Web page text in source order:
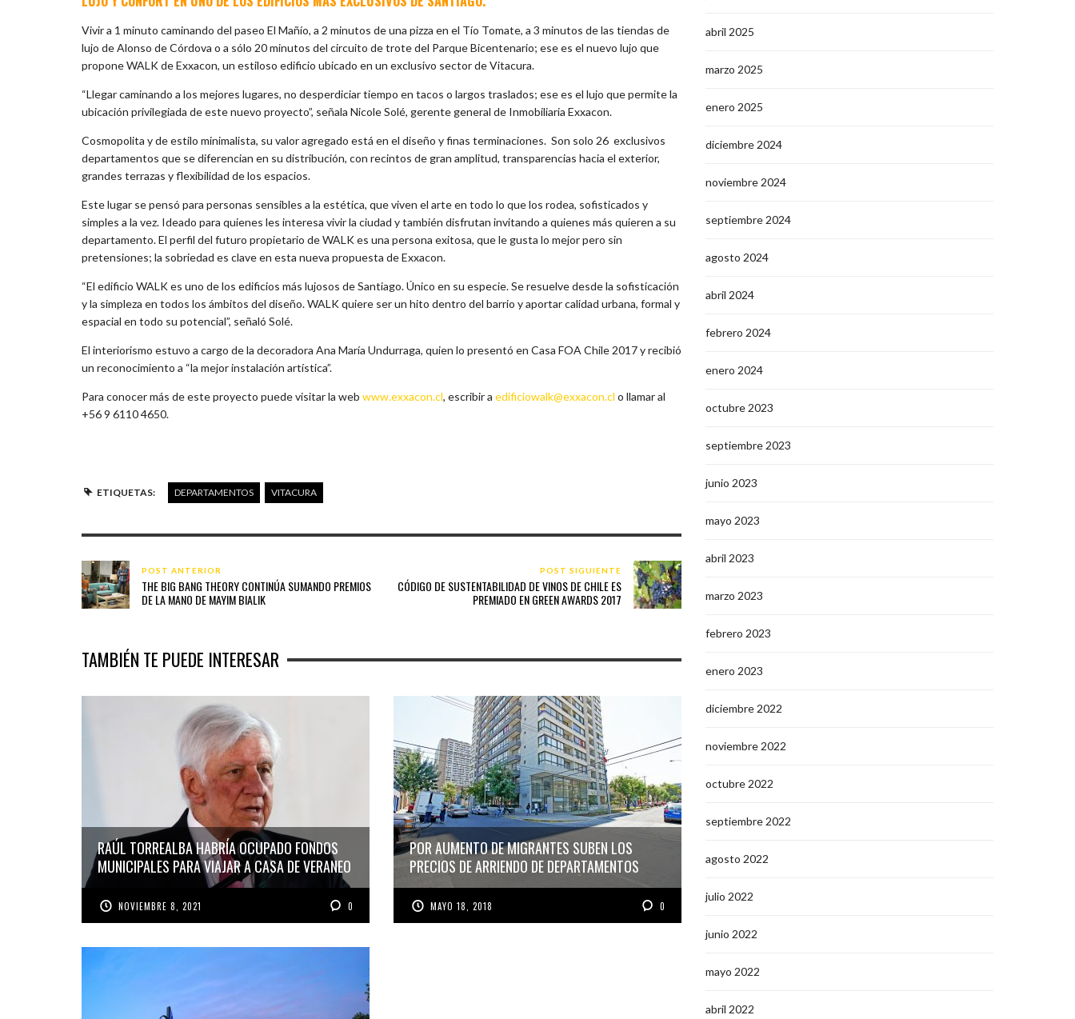
Vivir a 1 minuto caminando del paseo El Mañío, a 2 minutos de una pizza en el Tío Tomate, a 3 minutos de las tiendas de
lujo de Alonso de Córdova o a sólo 20 minutos del circuito de trote del Parque Bicentenario; ese es el nuevo lujo que
propone WALK de Exxacon, un estiloso edificio ubicado en un exclusivo sector de Vitacura.
“Llegar caminando a los mejores lugares, no desperdiciar tiempo en tacos o largos traslados; ese es el lujo que permite la
ubicación privilegiada de este nuevo proyecto”, señala Nicole Solé, gerente general de Inmobiliaria Exxacon.
Cosmopolita y de estilo minimalista, su valor agregado está en el diseño y finas terminaciones. Son solo 26 exclusivos
departamentos que se diferencian en su distribución, con recintos de gran amplitud, transparencias hacia el exterior,
grandes terrazas y flexibilidad de los espacios.
Este lugar se pensó para personas sensibles a la estética, que viven el arte en todo lo que los rodea, sofisticados y
simples a la vez. Ideado para quienes les interesa vivir la ciudad y también disfrutan invitando a quienes más quieren a su
departamento. El perfil del futuro propietario de WALK es una persona exitosa, que le gusta lo mejor pero sin
pretensiones; la sobriedad es clave en esta nueva propuesta de Exxacon.
“El edificio WALK es uno de los edificios más lujosos de Santiago. Único en su especie. Se resuelve desde la sofisticación
y la simpleza en todos los ámbitos del diseño. WALK quiere ser un hito dentro del barrio y aportar calidad urbana, formal y
espacial en todo su potencial”, señaló Solé.
El interiorismo estuvo a cargo de la decoradora Ana María Undurraga, quien lo presentó en Casa FOA Chile 2017 y recibió
un reconocimiento a “la mejor instalación artística”.
Para conocer más de este proyecto puede visitar la web www.exxacon.cl, escribir a edificiowalk@exxacon.cl o llamar al
+56 9 6110 4650.
ETIQUETAS: DEPARTAMENTOS VITACURA
POST ANTERIOR
THE BIG BANG THEORY CONTINÚA SUMANDO PREMIOS
DE LA MANO DE MAYIM BIALIK
POST SIGUIENTE
CÓDIGO DE SUSTENTABILIDAD DE VINOS DE CHILE ES
PREMIADO EN GREEN AWARDS 2017
TAMBIÉN TE PUEDE INTERESAR
RAÚL TORREALBA HABRÍA OCUPADO FONDOS
MUNICIPALES PARA VIAJAR A CASA DE VERANEO
NOVIEMBRE 8, 2021 0
POR AUMENTO DE MIGRANTES SUBEN LOS
PRECIOS DE ARRIENDO DE DEPARTAMENTOS
MAYO 18, 2018 0
abril 2025
marzo 2025
enero 2025
diciembre 2024
noviembre 2024
septiembre 2024
agosto 2024
abril 2024
febrero 2024
enero 2024
octubre 2023
septiembre 2023
junio 2023
mayo 2023
abril 2023
marzo 2023
febrero 2023
enero 2023
diciembre 2022
noviembre 2022
octubre 2022
septiembre 2022
agosto 2022
julio 2022
junio 2022
mayo 2022
abril 2022